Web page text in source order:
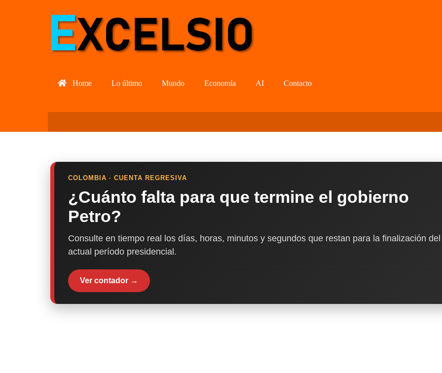
Home Lo último Mundo Economía AI Contacto
COLOMBIA · CUENTA REGRESIVA
¿Cuánto falta para que termine el gobierno
Petro?
Consulte en tiempo real los días, horas, minutos y segundos que restan para la finalización del
actual período presidencial.
Ver contador →